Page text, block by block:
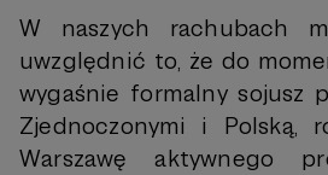
W naszych rachubach
uwzględnić to, że do
wygaśnie formalny sojusz
Zjednoczonymi i Polską,
Warszawę aktywnego